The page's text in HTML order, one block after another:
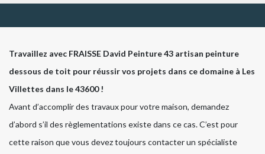
Travaillez avec FRAISSE David Peinture 43 artisan peinture
dessous de toit pour réussir vos projets dans ce domaine à Les
Villettes dans le 43600 !
Avant d’accomplir des travaux pour votre maison, demandez
d’abord s’il des règlementations existe dans ce cas. C’est pour
cette raison que vous devez toujours contacter un spécialiste